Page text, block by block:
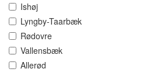
Ishøj
Lyngby-Taarbæk
Rødovre
Vallensbæk
Allerød